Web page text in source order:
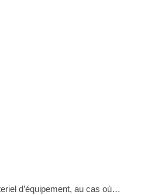
d’équipement, au cas où…